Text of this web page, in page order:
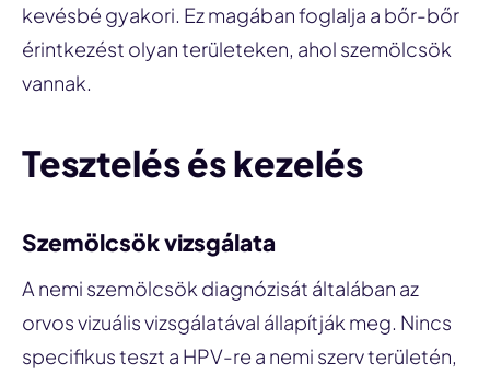
kevésbé gyakori. Ez magában foglalja a bőr-bőr
érintkezést olyan területeken, ahol szemölcsök
vannak.
Tesztelés és kezelés
Szemölcsök vizsgálata
A nemi szemölcsök diagnózisát általában az
orvos vizuális vizsgálatával állapítják meg. Nincs
specifikus teszt a HPV-re a nemi szerv területén,